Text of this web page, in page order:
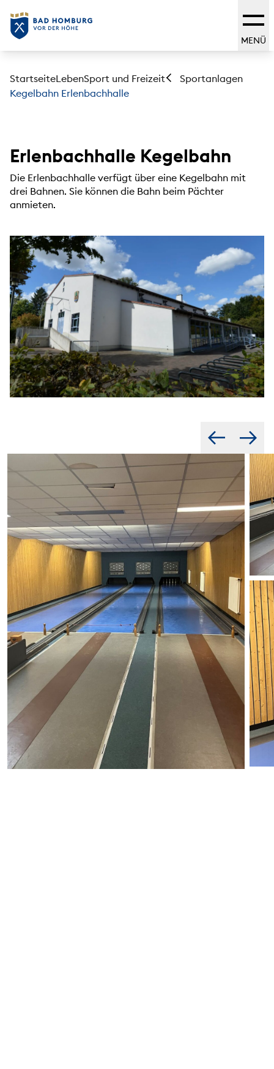
MENÜ
StartseiteLebenSport und Freizeit
Sportanlagen
Kegelbahn Erlenbachhalle
Erlenbachhalle Kegelbahn
Die Erlenbachhalle verfügt über eine Kegelbahn mit
drei Bahnen. Sie können die Bahn beim Pächter
anmieten.